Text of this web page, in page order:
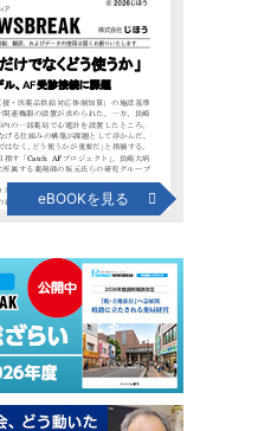
eBOOKを見る